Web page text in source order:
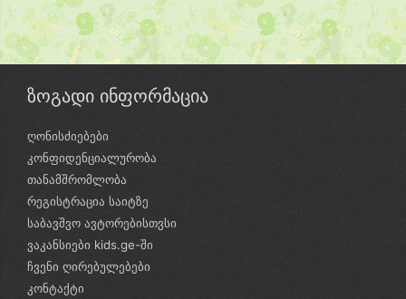
ზოგადი ინფორმაცია
ღონისძიებები
კონფიდენციალურობა
თანამშრომლობა
რეგისტრაცია საიტზე
საბავშვო ავტორებისთვსი
ვაკანსიები kids.ge-ში
ჩვენი ღირებულებები
კონტაქტი